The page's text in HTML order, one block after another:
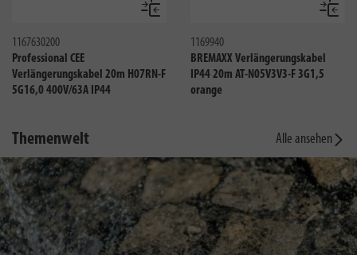
Vergleichen
1167630200
Professional CEE
Verlängerungskabel 20m H07RN-F
5G16,0 400V/63A IP44
1169940
BREMAXX Verlängerungskabel
IP44 20m AT-N05V3V3-F 3G1,5
orange
Themenwelt Alle ansehen